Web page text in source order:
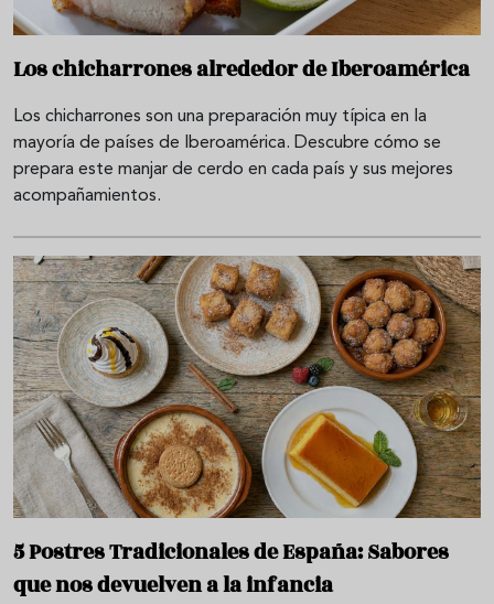
Los chicharrones alrededor de Iberoamérica
Los chicharrones son una preparación muy típica en la
mayoría de países de Iberoamérica. Descubre cómo se
prepara este manjar de cerdo en cada país y sus mejores
acompañamientos.
5 Postres Tradicionales de España: Sabores
que nos devuelven a la infancia